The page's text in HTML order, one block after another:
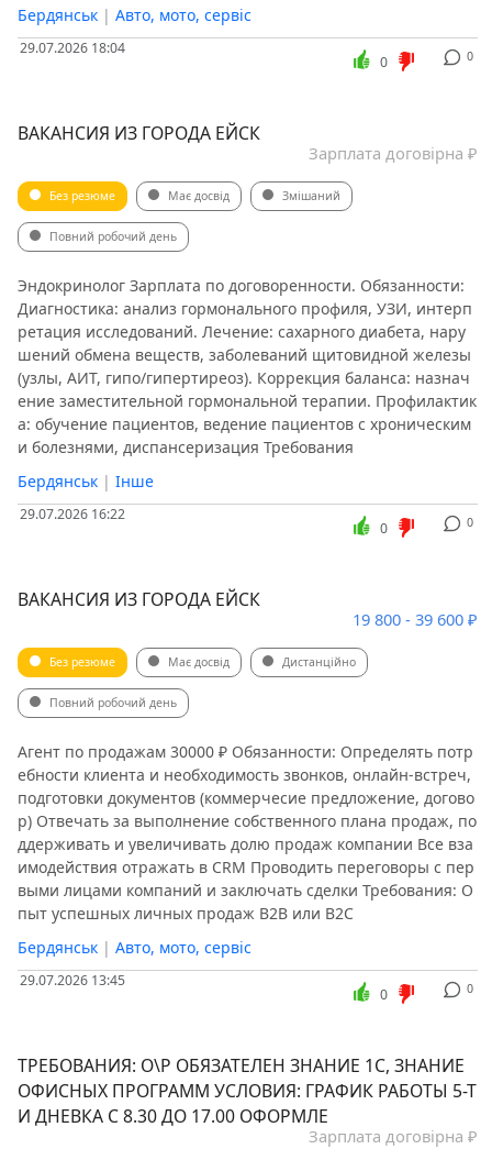
Бердянськ | Авто, мото, сервіс
29.07.2026 18:04 0
0
ВАКАНСИЯ ИЗ ГОРОДА ЕЙСК
Зарплата договірна ₽
Без резюме Має досвід Змішаний
Повний робочий день
Эндокринолог Зарплата по договоренности. Обязанности:
Диагностика: анализ гормонального профиля, УЗИ, интерп
ретация исследований. Лечение: сахарного диабета, нару
шений обмена веществ, заболеваний щитовидной железы
(узлы, АИТ, гипо/гипертиреоз). Коррекция баланса: назнач
ение заместительной гормональной терапии. Профилактик
а: обучение пациентов, ведение пациентов с хроническим
и болезнями, диспансеризация Требования
Бердянськ | Інше
29.07.2026 16:22 0
0
ВАКАНСИЯ ИЗ ГОРОДА ЕЙСК
19 800 - 39 600 ₽
Без резюме Має досвід Дистанційно
Повний робочий день
Агент по продажам 30000 ₽ Обязанности: Определять потр
ебности клиента и необходимость звонков, онлайн-встреч,
подготовки документов (коммерчесие предложение, догово
р) Отвечать за выполнение собственного плана продаж, по
ддерживать и увеличивать долю продаж компании Все вза
имодействия отражать в CRM Проводить переговоры с пер
выми лицами компаний и заключать сделки Требования: О
пыт успешных личных продаж B2B или B2C
Бердянськ | Авто, мото, сервіс
29.07.2026 13:45 0
0
ТРЕБОВАНИЯ: О\Р ОБЯЗАТЕЛЕН ЗНАНИЕ 1С, ЗНАНИЕ
ОФИСНЫХ ПРОГРАММ УСЛОВИЯ: ГРАФИК РАБОТЫ 5-Т
И ДНЕВКА С 8.30 ДО 17.00 ОФОРМЛЕ
Зарплата договірна ₽